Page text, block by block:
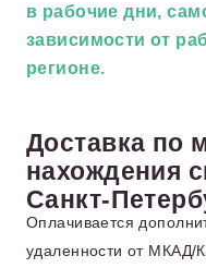
в рабочие дни,
зависимости от
регионе.
Доставка по
нахождения
Санкт-
Оплачивается
удаленности от МКАД/